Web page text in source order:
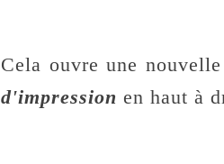
Cela ouvre une
d'impression en haut à